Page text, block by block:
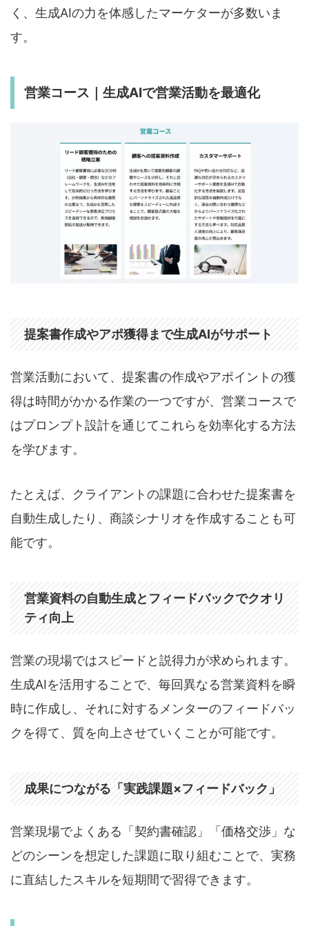
く、生成AIの力を体感したマーケターが多数いま
す。
営業コース｜生成AIで営業活動を最適化
提案書作成やアポ獲得まで生成AIがサポート
営業活動において、提案書の作成やアポイントの獲
得は時間がかかる作業の一つですが、営業コースで
はプロンプト設計を通じてこれらを効率化する方法
を学びます。
たとえば、クライアントの課題に合わせた提案書を
自動生成したり、商談シナリオを作成することも可
能です。
営業資料の自動生成とフィードバックでクオリ
ティ向上
営業の現場ではスピードと説得力が求められます。
生成AIを活用することで、毎回異なる営業資料を瞬
時に作成し、それに対するメンターのフィードバッ
クを得て、質を向上させていくことが可能です。
成果につながる「実践課題×フィードバック」
営業現場でよくある「契約書確認」「価格交渉」な
どのシーンを想定した課題に取り組むことで、実務
に直結したスキルを短期間で習得できます。